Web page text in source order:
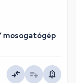
mosogatógép